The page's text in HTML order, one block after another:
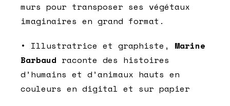
murs pour transposer ses végétaux
imaginaires en grand format.
• Illustratrice et graphiste, Marine
Barbaud raconte des histoires
d’humains et d’animaux hauts en
couleurs en digital et sur papier